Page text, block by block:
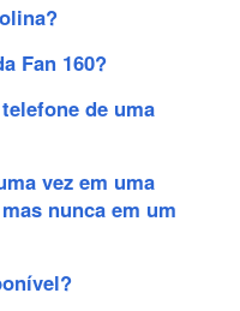
Fan 160?
de uma
vez em uma
nunca em um